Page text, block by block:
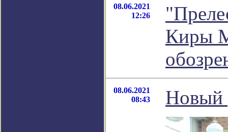
08.06.2021
12:26
Киры
08.06.2021
08:43
Новый